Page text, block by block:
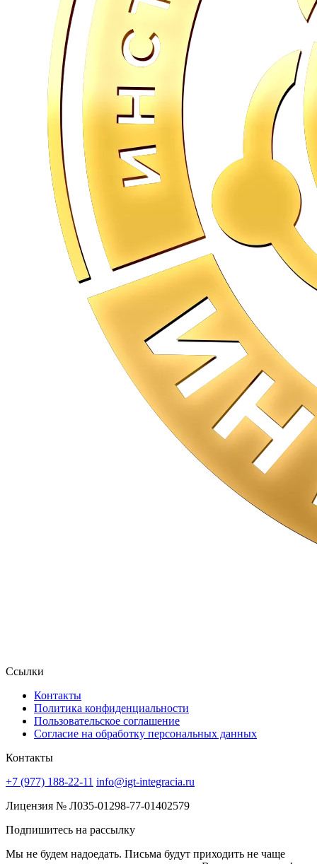
Ссылки
Контакты
Политика конфиденциальности
Пользовательское соглашение
Согласие на обработку персональных данных
Контакты
+7 (977) 188-22-11 info@igt-integracia.ru
Лицензия № Л035-01298-77-01402579
Подпишитесь на рассылку
Мы не будем надоедать. Письма будут приходить не чаще